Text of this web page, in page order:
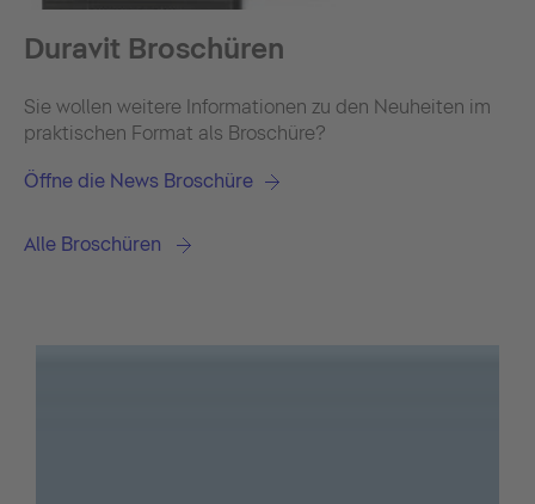
Duravit Broschüren
Sie wollen weitere Informationen zu den Neuheiten im
praktischen Format als Broschüre?
Öffne die News Broschüre
Alle Broschüren